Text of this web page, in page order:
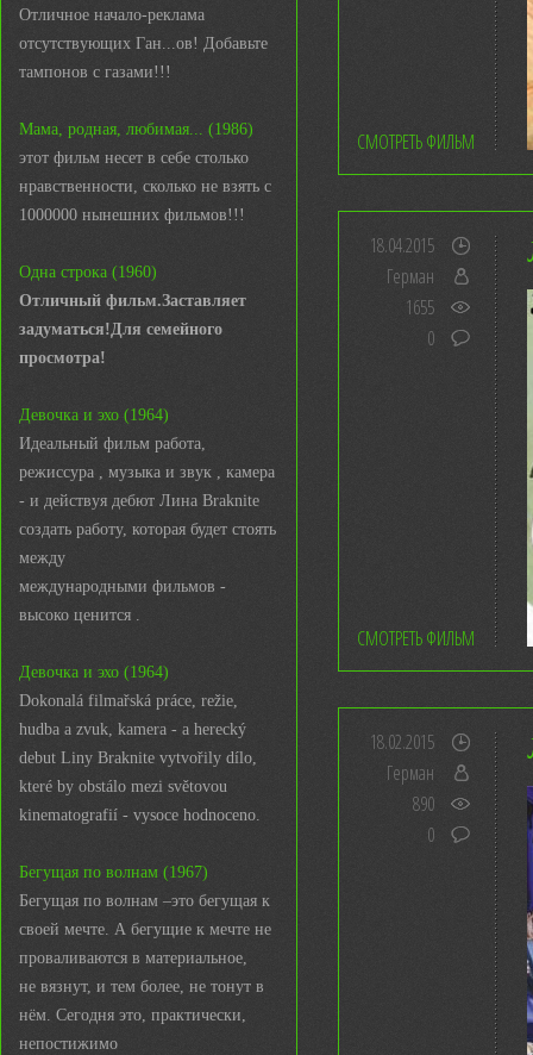
Отличное начало-реклама
отсутствующих Ган...ов! Добавьте
тампонов с газами!!!
Мама, родная, любимая... (1986)
этот фильм несет в себе столько
нравственности, сколько не взять с
1000000 нынешних фильмов!!!
Одна строка (1960)
Отличный фильм.Заставляет
задуматься!Для семейного
просмотра!
Девочка и эхо (1964)
Идеальный фильм работа,
режиссура , музыка и звук , камера
- и действуя дебют Лина Braknite
создать работу, которая будет стоять
между
международными фильмов -
высоко ценится .
Девочка и эхо (1964)
Dokonalá filmařská práce, režie,
hudba a zvuk, kamera - a herecký
debut Liny Braknite vytvořily dílo,
které by obstálo mezi světovou
kinematografií - vysoce hodnoceno.
Бегущая по волнам (1967)
Бегущая по волнам –это бегущая к
своей мечте. А бегущие к мечте не
проваливаются в материальное,
не вязнут, и тем более, не тонут в
нём. Сегодня это, практически,
непостижимо
СМОТРЕТЬ ФИЛЬМ
18.04.2015
Герман
1655
0
СМОТРЕТЬ ФИЛЬМ
18.02.2015
Герман
890
0